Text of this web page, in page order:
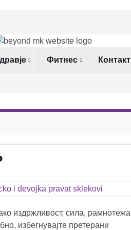
Фитнес Контакт
издржливост, сила, рамнотежа
избегнувајте претерани